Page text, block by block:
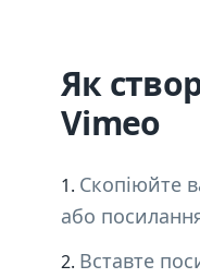
Як
Vimeo
Скопіюйте
або
Вставте